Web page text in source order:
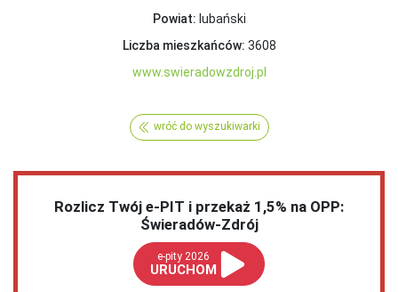
Powiat: lubański
Liczba mieszkańców: 3608
www.swieradowzdroj.pl
wróć do wyszukiwarki
Rozlicz Twój e-PIT i przekaż 1,5% na OPP:
Świeradów-Zdrój
e-pity 2026
URUCHOM